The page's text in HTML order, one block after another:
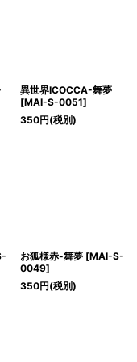
異世界ICOCCA-舞夢
[MAI-S-0051]
350円(税別)
お狐様赤-舞夢 [MAI-S-
0049]
350円(税別)